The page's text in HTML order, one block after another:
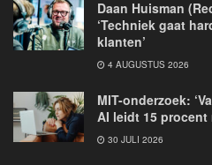
Daan Huisman
‘Techniek gaat
klanten’
4 AUGUSTUS 2026
MIT-onderzoek:
AI leidt 15 procent
30 JULI 2026